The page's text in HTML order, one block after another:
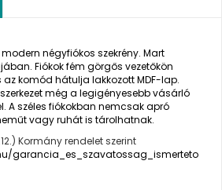
négyfiókos szekrény. Mart
Fiókok fém görgős vezetőkön
az komód hátulja lakkozott MDF-lap.
még a legigényesebb vásárló
A széles fiókokban nemcsak apró
vagy ruhát is tárolhatnak.
Kormány rendelet szerint
garancia_es_szavatossag_ismerteto